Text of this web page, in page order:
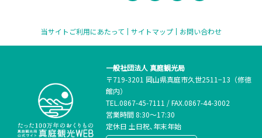
当サイトご利用にあたって サイトマップ お問い合わせ
一般社団法人 真庭観光局
〒719-3201 岡山県真庭市久世2511−13（修徳
館内）
TEL.0867-45-7111 /FAX.0867-44-3002
営業時間 8:30～17:30
定休日 土日祝､年末年始